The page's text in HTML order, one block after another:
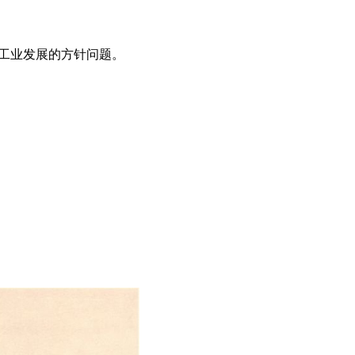
发展的方针问题。